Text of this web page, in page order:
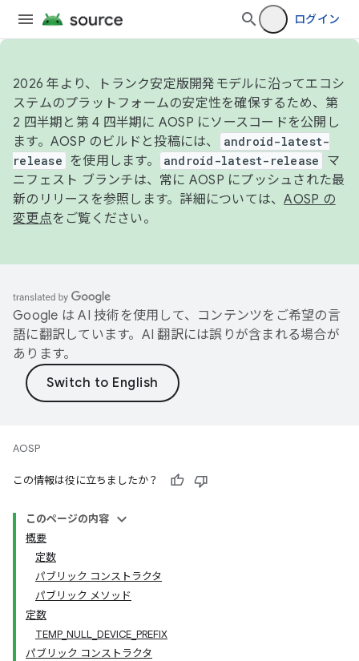
ログイン
2026 年より、トランク安定版開発モデルに沿ってエコシ
ステムのプラットフォームの安定性を確保するため、第
2 四半期と第 4 四半期に AOSP にソースコードを公開し
ます。AOSP のビルドと投稿には、
android-latest-
release
を使用します。 android-latest-release
マ
ニフェスト ブランチは、常に AOSP にプッシュされた最
新のリリースを参照します。詳細については、AOSP の
変更点をご覧ください。
Google は AI 技術を使用して、コンテンツをご希望の言
語に翻訳しています。AI 翻訳には誤りが含まれる場合が
あります。
AOSP
この情報は役に立ちましたか？
このページの内容
概要
定数
パブリック コンストラクタ
パブリック メソッド
定数
TEMP_NULL_DEVICE_PREFIX
パブリック コンストラクタ